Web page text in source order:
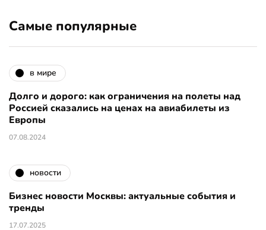
Самые популярные
в мире
Долго и дорого: как ограничения на полеты над
Россией сказались на ценах на авиабилеты из
Европы
07.08.2024
новости
Бизнес новости Москвы: актуальные события и
тренды
17.07.2025